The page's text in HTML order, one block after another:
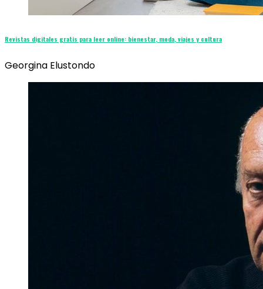
Revistas digitales gratis para leer online: bienestar, moda, viajes y cultura
Georgina Elustondo